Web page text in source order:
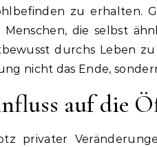
zu erhalten.
die selbst
durchs Leben
nicht das Ende,
auf die
privater